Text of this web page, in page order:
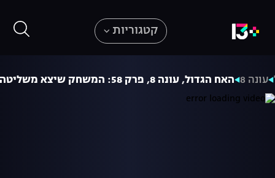
קטגוריות
עונה 8 האח הגדול, עונה 8, פרק 58: המשחק שיצא משליטה